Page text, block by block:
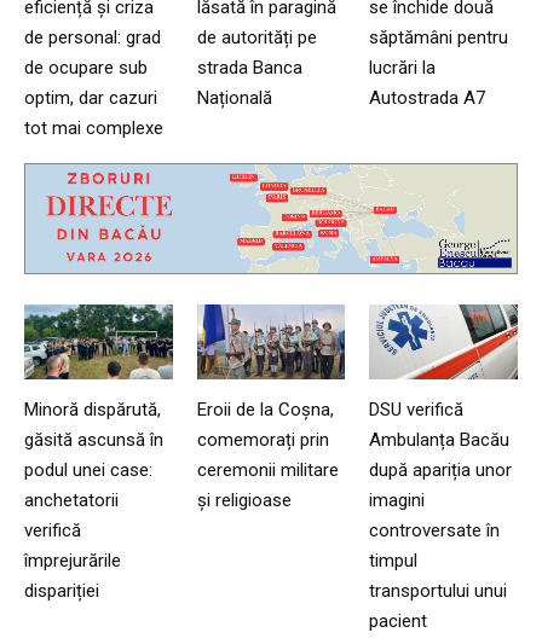
eficiență și criza
de personal: grad
de ocupare sub
optim, dar cazuri
tot mai complexe
lăsată în paragină
de autorități pe
strada Banca
Națională
se închide două
săptămâni pentru
lucrări la
Autostrada A7
Minoră dispărută,
găsită ascunsă în
podul unei case:
anchetatorii
verifică
împrejurările
dispariției
Eroii de la Coșna,
comemorați prin
ceremonii militare
și religioase
DSU verifică
Ambulanța Bacău
după apariția unor
imagini
controversate în
timpul
transportului unui
pacient